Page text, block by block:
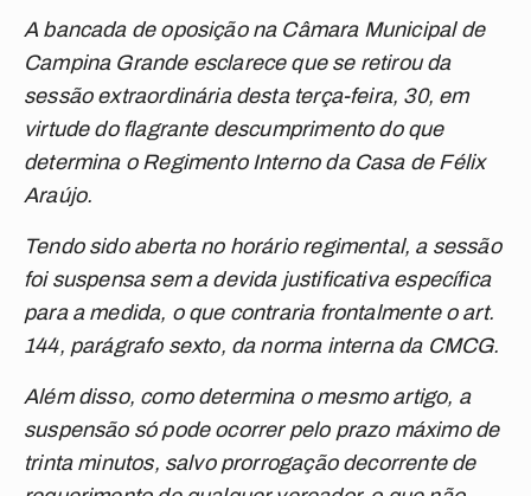
A bancada de oposição na Câmara Municipal de
Campina Grande esclarece que se retirou da
sessão extraordinária desta terça-feira, 30, em
virtude do flagrante descumprimento do que
determina o Regimento Interno da Casa de Félix
Araújo.
Tendo sido aberta no horário regimental, a sessão
foi suspensa sem a devida justificativa específica
para a medida, o que contraria frontalmente o art.
144, parágrafo sexto, da norma interna da CMCG.
Além disso, como determina o mesmo artigo, a
suspensão só pode ocorrer pelo prazo máximo de
trinta minutos, salvo prorrogação decorrente de